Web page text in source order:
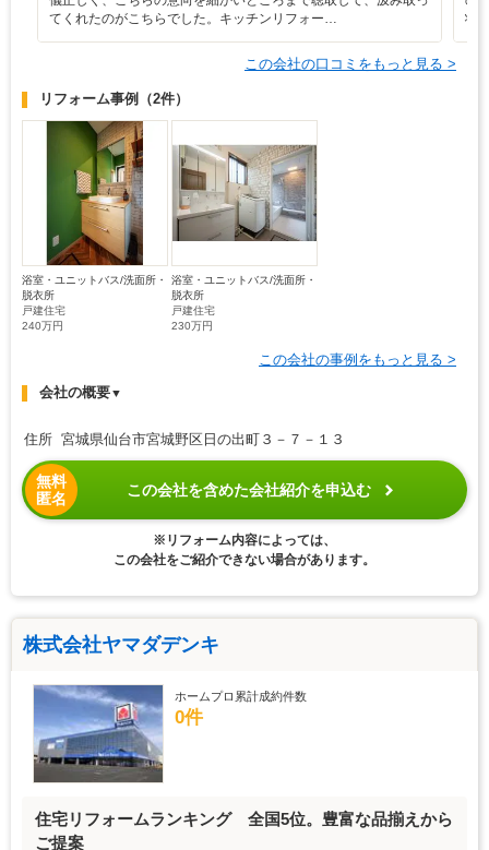
てくれたのがこちらでした。キッチンリフォー…
状
この会社の口コミをもっと見る >
リフォーム事例 （2件）
浴室・ユニットバス/洗面所・
脱衣所
戸建住宅
240万円
浴室・ユニットバス/洗面所・
脱衣所
戸建住宅
230万円
この会社の事例をもっと見る >
会社の概要▼
住所 宮城県仙台市宮城野区日の出町３－７－１３
無料
匿名
この会社を含めた会社紹介を申込む
※リフォーム内容によっては、
この会社をご紹介できない場合があります。
株式会社ヤマダデンキ
ホームプロ累計成約件数
0件
住宅リフォームランキング 全国5位。豊富な品揃えから
ご提案